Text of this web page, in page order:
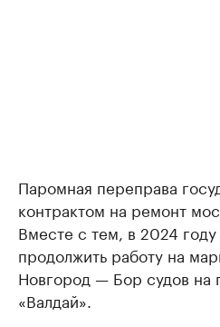
Паромная переправа
контрактом на ремонт
Вместе с тем, в 2024 году
продолжить работу на
Новгород — Бор судов на
«Валдай».